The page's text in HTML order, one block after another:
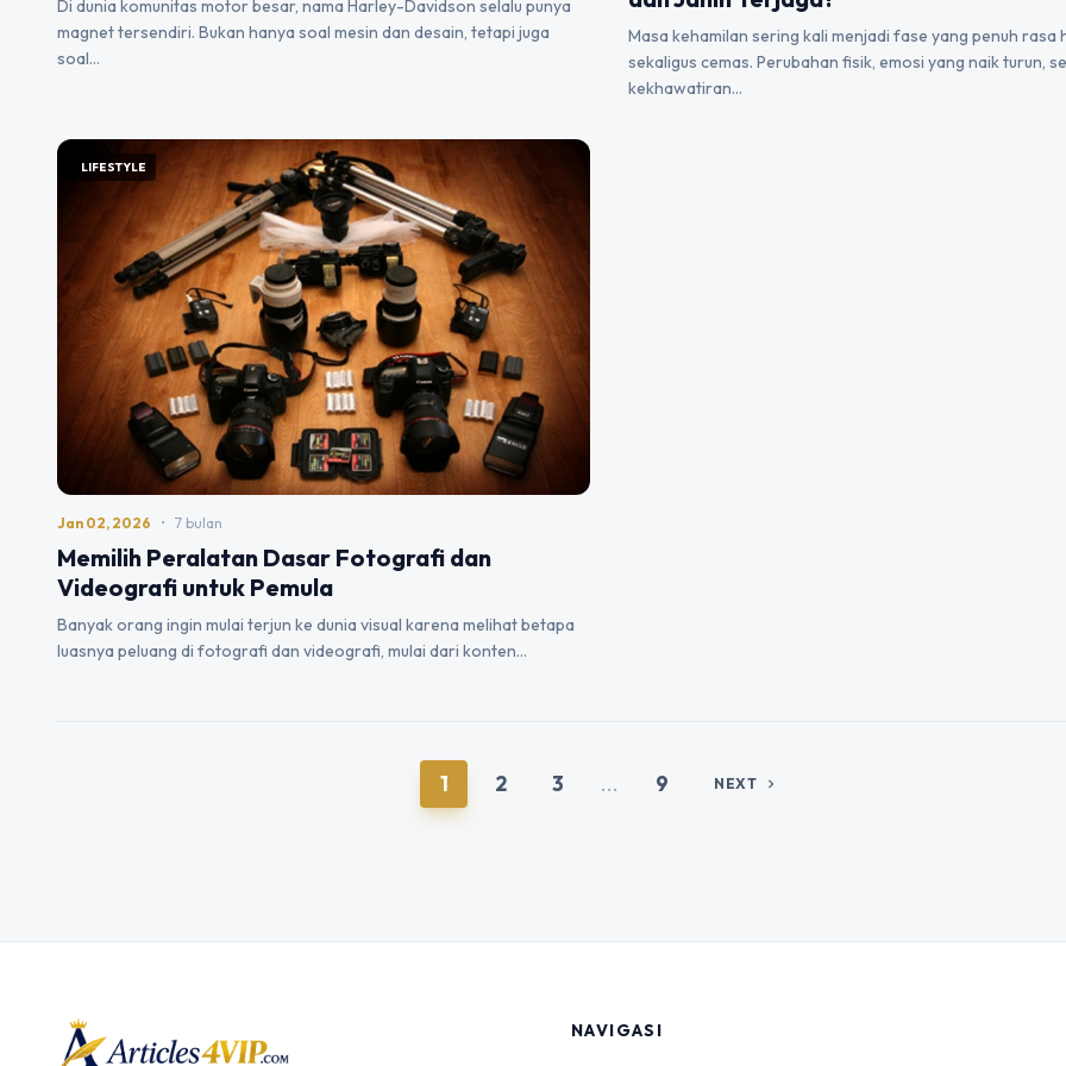
Di dunia komunitas motor besar, nama Harley-Davidson selalu punya
magnet tersendiri. Bukan hanya soal mesin dan desain, tetapi juga
soal…
Masa kehamilan sering kali menjadi fase yang penuh rasa
sekaligus cemas. Perubahan fisik, emosi yang naik turun,
kekhawatiran…
LIFESTYLE
Jan 02, 2026 • 7 bulan
Memilih Peralatan Dasar Fotografi dan
Videografi untuk Pemula
Banyak orang ingin mulai terjun ke dunia visual karena melihat betapa
luasnya peluang di fotografi dan videografi, mulai dari konten…
1 2 3 ... 9 NEXT chevron_right
NAVIGASI